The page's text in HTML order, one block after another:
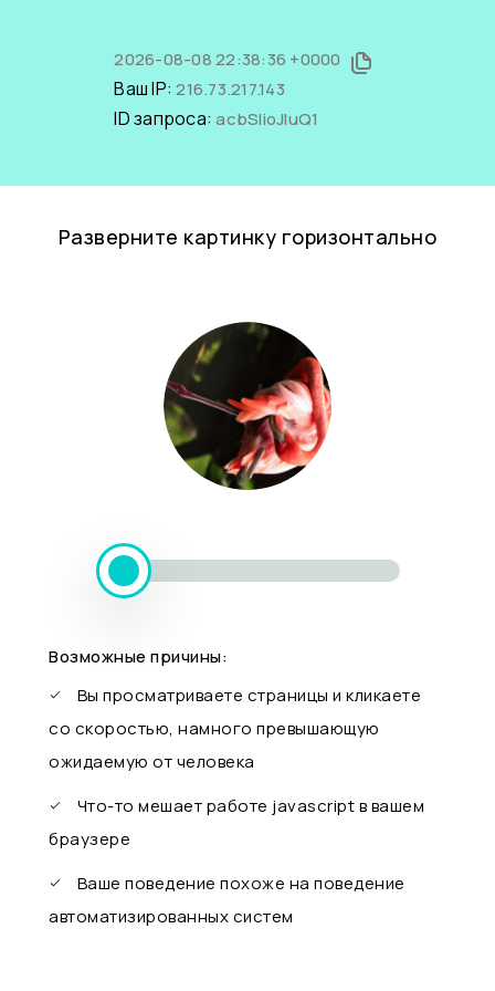
2026-08-08 22:38:36 +0000
Ваш IP:216.73.217.143
ID запроса:acbSlioJluQ1
Разверните картинку горизонтально
Возможные причины:
Вы просматриваете страницы и кликаете
со скоростью, намного превышающую
ожидаемую от человека
Что-то мешает работе javascript в вашем
браузере
Ваше поведение похоже на поведение
автоматизированных систем